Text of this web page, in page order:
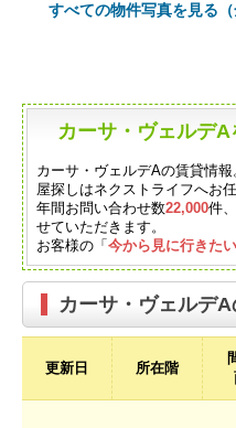
すべての物件写真を見る
カーサ・ヴェルデ
カーサ・ヴェルデAの賃貸情
屋探しはネクストライフへお
年間お問い合わせ数22,000件
せていただきます。
お客様の「今から見に行きたい
カーサ・ヴェルデ
更新日 所在階